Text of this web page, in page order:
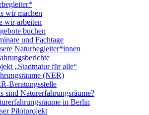
wir machen
wir arbeiten
buchen
und Fachtage
Naturbegleiter*innen
„Stadtnatur für alle“
(NER)
Beratungsstelle
sind Naturerfahrungsräume?
in Berlin
Pilotprojekt